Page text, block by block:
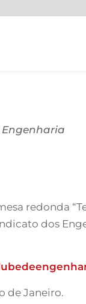
Engenharia
redonda
dos
de Janeiro.